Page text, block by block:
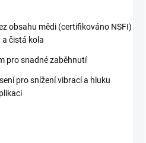
obsahu mědi (certifikováno NSFI)
a čistá kola
pro snadné zaběhnutí
pro snížení vibrací a hluku